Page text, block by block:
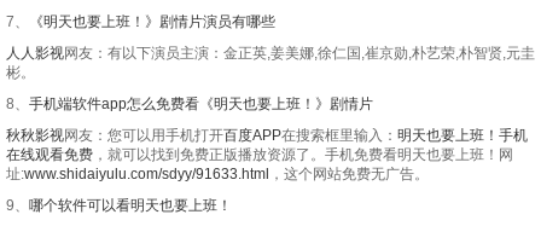
7、
《明天也要上班！》剧情片演员有哪些
人人影视网友：有以下演员主演：金正英,姜美娜,徐仁国,崔京勋,朴艺荣,朴智贤,元圭
彬。
8、 手机端软件app怎么免费看《明天也要上班！》剧情片
秋秋影视网友：您可以用手机打开百度APP在搜索框里输入： 明天也要上班！手机
在线观看免费 ，就可以找到免费正版播放资源了。手机免费看明天也要上班！网
址:www.shidaiyulu.com/sdyy/91633.html ，这个网站免费无广告。
9、 哪个软件可以看明天也要上班！